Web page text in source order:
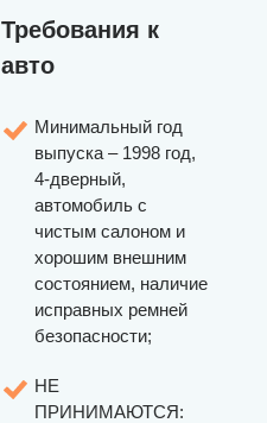
Требования к
авто
Минимальный год
выпуска – 1998 год,
4-дверный,
автомобиль с
чистым салоном и
хорошим внешним
состоянием, наличие
исправных ремней
безопасности;
НЕ
ПРИНИМАЮТСЯ: